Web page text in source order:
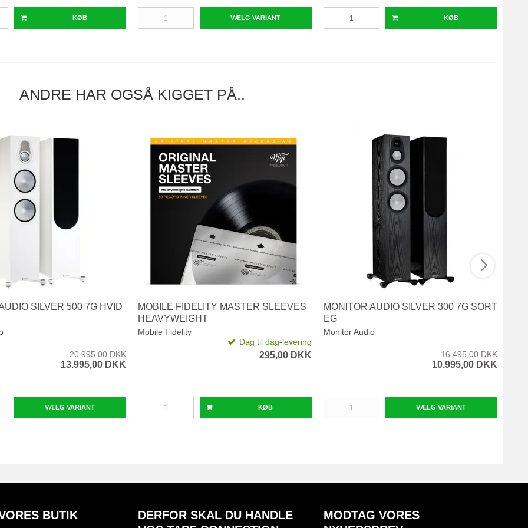
KØB VÆLG VARIANT KØB
ANDRE HAR OGSÅ KIGGET PÅ..
SILVER 500 7G HVID
20.995,00 DKK
13.995,00 DKK
VÆLG VARIANT
MOBILE FIDELITY MASTER SLEEVES
HEAVYWEIGHT
Mobile Fidelity
Dag til dag-levering
295,00 DKK
KØB
MONITOR AUDIO SILVER 300 7G SORT
EG
Monitor Audio
16.495,00 DKK
10.995,00 DKK
VÆLG VARIANT
BUTIK
DERFOR SKAL DU HANDLE
MODTAG VORES